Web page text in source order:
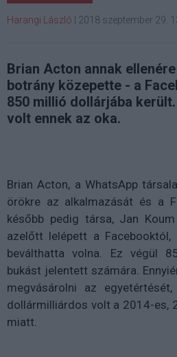
Harangi László 2018 szeptember 29.
Brian Acton annak
botrány közepette - a
850 millió dollárjába
volt ennek az oka.
Brian Acton, a WhatsApp
örökre az alkalmazását és a
később pedig társa, Jan
azelőtt lelépett a
beválthatta volna. Ez végül
bukást jelentett számára.
megvásárolni az
dollármilliárdos volt a 2014-es,
miatt.